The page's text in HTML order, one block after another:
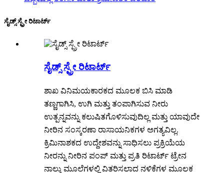
ಸೈಡ್ಸ್ ಸ್ಪ್ರೇ ರಿಟಾರ್ಟ್
ಸೈಡ್ಸ್ ಸ್ಪ್ರೇ ರಿಟಾರ್ಟ್
ಶಾಖ ವಿನಿಮಯಕಾರಕದ ಮೂಲಕ ಬಿಸಿ ಮಾಡಿ
ತಣ್ಣಗಾಗಿಸಿ, ಉಗಿ ಮತ್ತು ತಂಪಾಗಿಸುವ ನೀರು
ಉತ್ಪನ್ನವನ್ನು ಕಲುಷಿತಗೊಳಿಸುವುದಿಲ್ಲ ಮತ್ತು ಯಾವುದೇ
ನೀರಿನ ಸಂಸ್ಕರಣಾ ರಾಸಾಯನಿಕಗಳ ಅಗತ್ಯವಿಲ್ಲ.
ಕ್ರಿಮಿನಾಶಕದ ಉದ್ದೇಶವನ್ನು ಸಾಧಿಸಲು ಪ್ರಕ್ರಿಯೆಯ
ನೀರನ್ನು ನೀರಿನ ಪಂಪ್ ಮತ್ತು ಪ್ರತಿ ರಿಟಾರ್ಟ್ ಟ್ರೇನ
ನಾಲ್ಕು ಮೂಲೆಗಳಲ್ಲಿ ವಿತರಿಸಲಾದ ನಳಿಕೆಗಳ ಮೂಲಕ